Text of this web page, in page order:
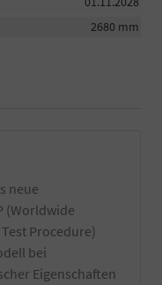
2680 mm
neue
(Worldwide
Procedure)
bei
Eigenschaften